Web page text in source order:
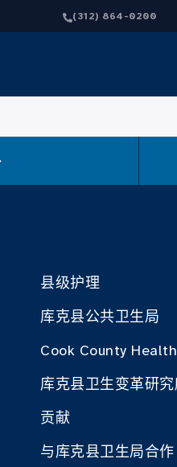
(312) 864-0200
县级护理
库克县公共卫生局
Cook County
库克县卫生变革研
贡献
与库克县卫生局合作